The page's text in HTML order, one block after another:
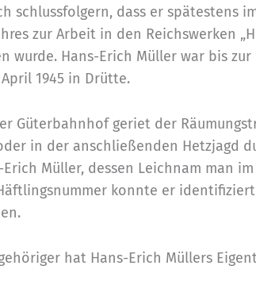
schlussfolgern, dass er spätestens
zur Arbeit in den Reichswerken
wurde. Hans-Erich Müller war bis zur
April 1945 in Drütte.
Güterbahnhof geriet der
in der anschließenden Hetzjagd
Müller, dessen Leichnam man im
konnte er
hat Hans-Erich Müllers